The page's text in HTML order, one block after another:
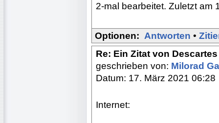
2-mal bearbeitet. Zuletzt am
Optionen: Antworten •
Re: Ein Zitat von
geschrieben von: Milorad
Datum: 17. März 2021 06:28
Internet: